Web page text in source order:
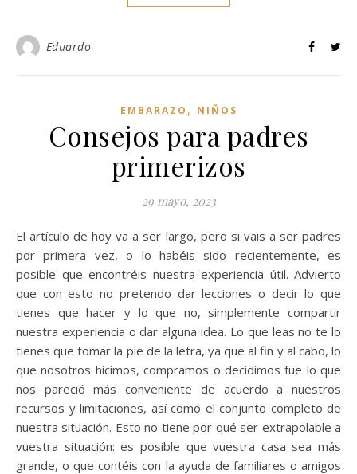
Eduardo
EMBARAZO , NIÑOS
Consejos para padres
primerizos
29 mayo, 2023
El artículo de hoy va a ser largo, pero si vais a ser padres
por primera vez, o lo habéis sido recientemente, es
posible que encontréis nuestra experiencia útil. Advierto
que con esto no pretendo dar lecciones o decir lo que
tienes que hacer y lo que no, simplemente compartir
nuestra experiencia o dar alguna idea. Lo que leas no te lo
tienes que tomar la pie de la letra, ya que al fin y al cabo, lo
que nosotros hicimos, compramos o decidimos fue lo que
nos pareció más conveniente de acuerdo a nuestros
recursos y limitaciones, así como el conjunto completo de
nuestra situación. Esto no tiene por qué ser extrapolable a
vuestra situación: es posible que vuestra casa sea más
grande, o que contéis con la ayuda de familiares o amigos